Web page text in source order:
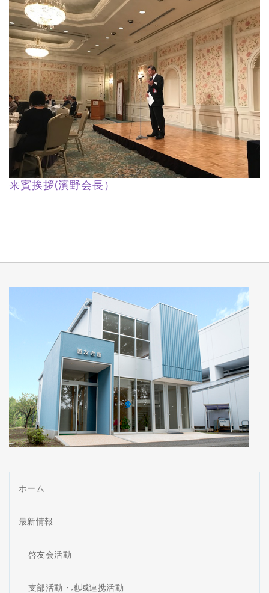
来賓挨拶(濱野会長）
ホーム
最新情報
啓友会活動
支部活動・地域連携活動